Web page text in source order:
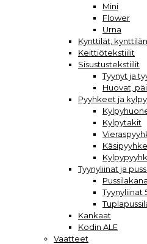
Mini
Flower
Urna
Kynttilät,
Keittiötekstiilit
Sisustustekstiilit
Tyynyt ja
Huovat,
Pyyhkeet ja
Kylpytakit
Tyynyliinat ja
Tyynyliinat
Kankaat
Kodin ALE
Vaatteet